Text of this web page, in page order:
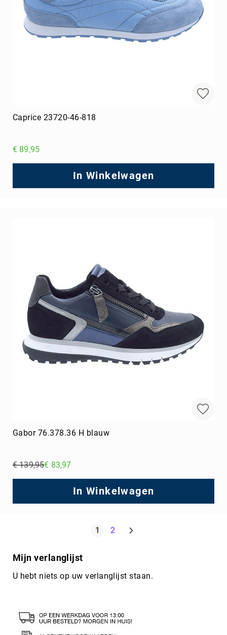
Caprice 23720-46-818
€ 89,95
In Winkelwagen
Gabor 76.378.36 H blauw
€ 139,95€ 83,97
In Winkelwagen
U lees momenteel pagina
1 Pagina
2 Pagina
Volgende
Mijn verlanglijst
U hebt niets op uw verlanglijst staan.